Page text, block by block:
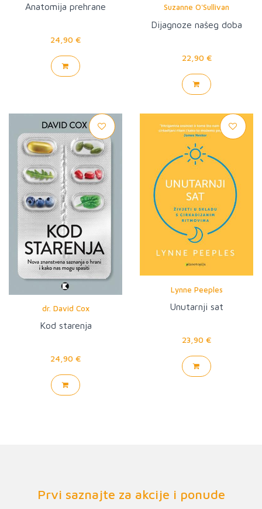
Anatomija prehrane
24,90 €
Suzanne O'Sullivan
Dijagnoze našeg doba
22,90 €
dr. David Cox
Kod starenja
24,90 €
Lynne Peeples
Unutarnji sat
23,90 €
Prvi saznajte za akcije i ponude